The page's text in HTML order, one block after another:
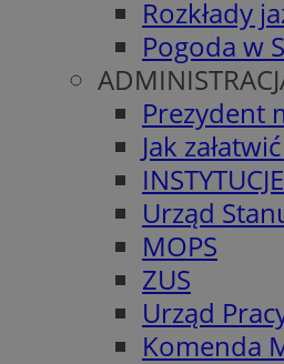
Rozkłady
Pogoda w
Prezydent
Jak
INSTYTUCJE
Urząd
MOPS
ZUS
Urząd
Komenda